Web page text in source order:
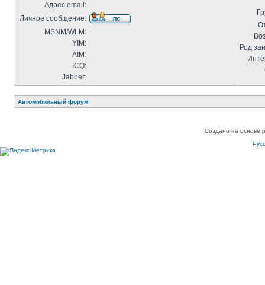
Адрес email:
Личное сообщение:
MSNM/WLM:
YIM:
AIM:
ICQ:
Jabber:
Род
Автомобильный форум
Создано на основе